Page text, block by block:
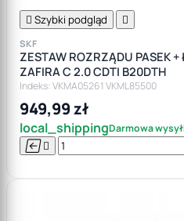
 Szybki podgląd 
SKF
ZESTAW ROZRZĄDU PASEK
ZAFIRA C 2.0 CDTI B20DTH
Indeks: VKMA05261 VKML85500
949,99 zł
local_shippingDarmowa
 